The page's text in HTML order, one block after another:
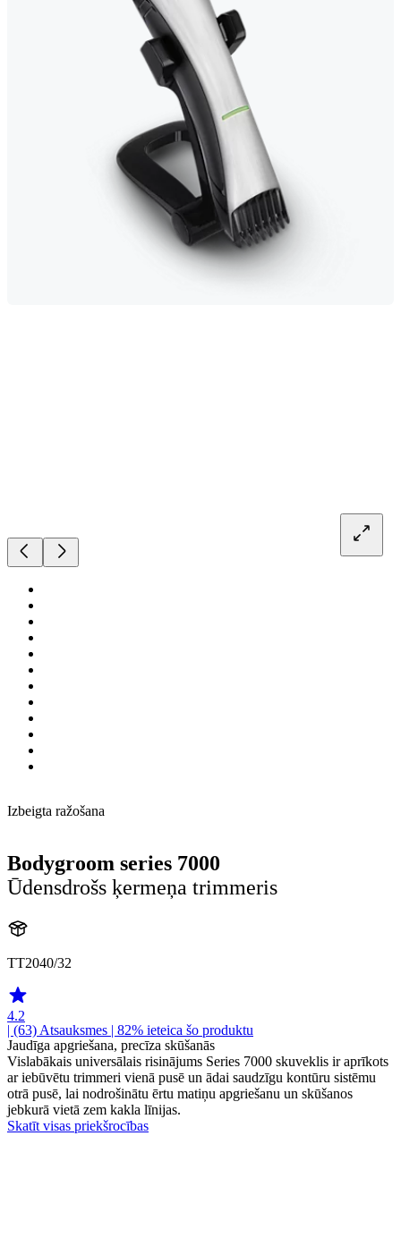
Izbeigta ražošana
Bodygroom series 7000
Ūdensdrošs ķermeņa trimmeris
TT2040/32
4.2
| (63) Atsauksmes | 82% ieteica šo produktu
Jaudīga apgriešana, precīza skūšanās
Vislabākais universālais risinājums Series 7000 skuveklis ir aprīkots
ar iebūvētu trimmeri vienā pusē un ādai saudzīgu kontūru sistēmu
otrā pusē, lai nodrošinātu ērtu matiņu apgriešanu un skūšanos
jebkurā vietā zem kakla līnijas.
Skatīt visas priekšrocības